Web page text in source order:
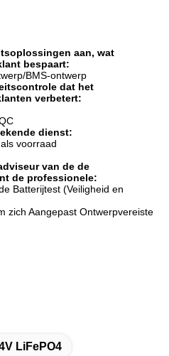
aan, wat
bespaart:
BMS-ontwerp
dat het
verbetert:
dienst:
voorraad
van de de
de professionele:
Batterijtest (Veiligheid en
zich Aangepast Ontwerpvereiste
LiFePO4